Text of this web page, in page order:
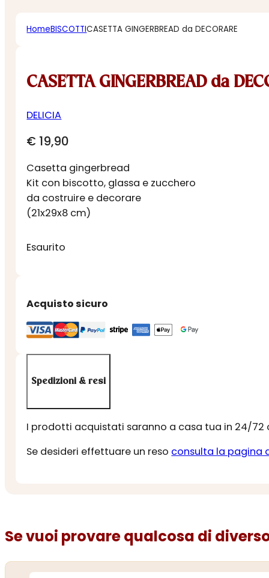
HomeBISCOTTICASETTA GINGERBREAD da DECORARE
CASETTA GINGERBREAD da
DELICIA
€ 19,90
Casetta gingerbread
Kit con biscotto, glassa e zucchero
da costruire e decorare
(21x29x8 cm)
Esaurito
Acquisto sicuro
Spedizioni & resi
I prodotti acquistati saranno a casa tua in 24/72
Se desideri effettuare un reso consulta la pagina
Se vuoi provare qualcosa di